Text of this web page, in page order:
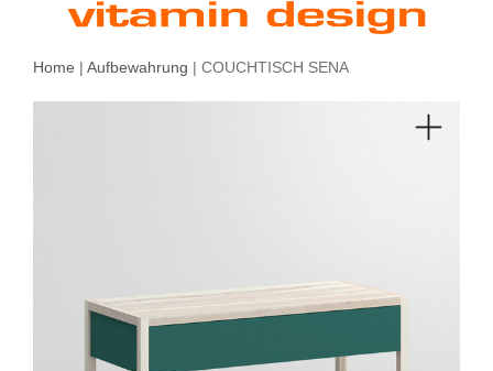
Home | Aufbewahrung | COUCHTISCH SENA